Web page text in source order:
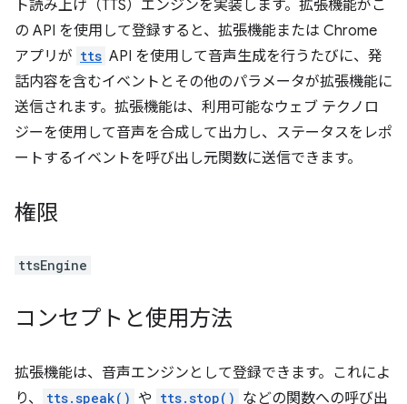
ト読み上げ（TTS）エンジンを実装します。拡張機能がこ
の API を使用して登録すると、拡張機能または Chrome
アプリが tts API を使用して音声生成を行うたびに、発
話内容を含むイベントとその他のパラメータが拡張機能に
送信されます。拡張機能は、利用可能なウェブ テクノロ
ジーを使用して音声を合成して出力し、ステータスをレポ
ートするイベントを呼び出し元関数に送信できます。
権限
ttsEngine
コンセプトと使用方法
拡張機能は、音声エンジンとして登録できます。これによ
り、
tts.speak() や tts.stop() などの関数への呼び出